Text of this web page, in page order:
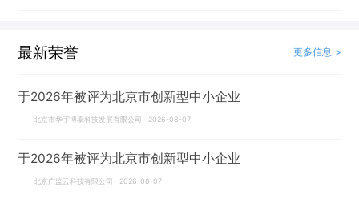
最新荣誉 更多信息 >
于2026年被评为北京市创新型中小企业
北京市华宇博泰科技发展有限公司 2026-08-07
于2026年被评为北京市创新型中小企业
北京广监云科技有限公司 2026-08-07